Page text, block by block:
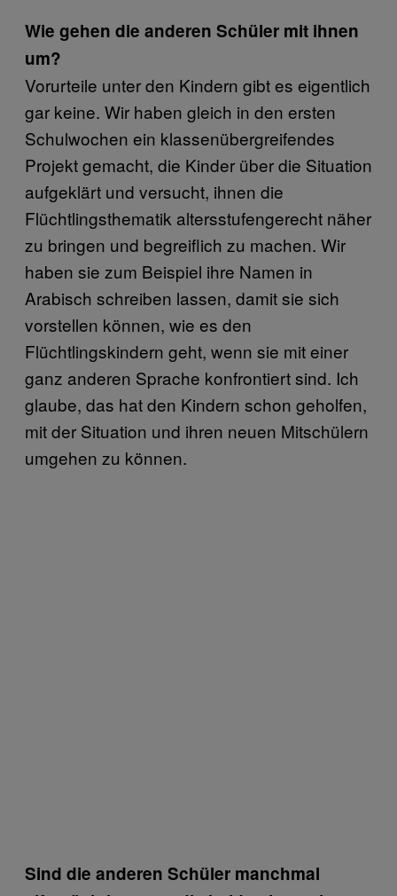
Wie gehen die anderen Schüler mit ihnen
um?
Vorurteile unter den Kindern gibt es eigentlich
gar keine. Wir haben gleich in den ersten
Schulwochen ein klassenübergreifendes
Projekt gemacht, die Kinder über die Situation
aufgeklärt und versucht, ihnen die
Flüchtlingsthematik altersstufengerecht näher
zu bringen und begreiflich zu machen. Wir
haben sie zum Beispiel ihre Namen in
Arabisch schreiben lassen, damit sie sich
vorstellen können, wie es den
Flüchtlingskindern geht, wenn sie mit einer
ganz anderen Sprache konfrontiert sind. Ich
glaube, das hat den Kindern schon geholfen,
mit der Situation und ihren neuen Mitschülern
umgehen zu können.
Sind die anderen Schüler manchmal